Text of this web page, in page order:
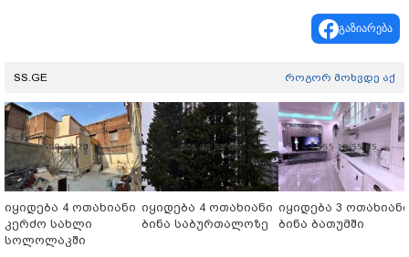
გაზიარება
SS.GE როგორ მოხვდე აქ
იყიდება 4 ოთახიანი
კერძო სახლი
სოლოლაკში
იყიდება 4 ოთახიანი
ბინა საბურთალოზე
იყიდება 3 ოთახიანი
ბინა ბათუმში